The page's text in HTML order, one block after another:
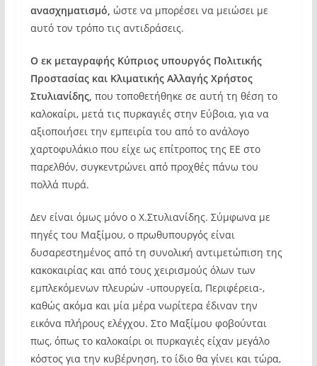
ανασχηματισμό, ώστε να μπορέσει να μειώσει με
αυτό τον τρόπο τις αντιδράσεις.
Ο εκ μεταγραφής Κύπριος υπουργός Πολιτικής
Προστασίας και Κλιματικής Αλλαγής Χρήστος
Στυλιανίδης, που τοποθετήθηκε σε αυτή τη θέση το
καλοκαίρι, μετά τις πυρκαγιές στην Εύβοια, για να
αξιοποιήσει την εμπειρία του από το ανάλογο
χαρτοφυλάκιο που είχε ως επίτροπος της ΕΕ στο
παρελθόν, συγκεντρώνει από προχθές πάνω του
πολλά πυρά.
Δεν είναι όμως μόνο ο Χ.Στυλιανίδης. Σύμφωνα με
πηγές του Μαξίμου, ο πρωθυπουργός είναι
δυσαρεστημένος από τη συνολική αντιμετώπιση της
κακοκαιρίας και από τους χειρισμούς όλων των
εμπλεκόμενων πλευρών -υπουργεία, Περιφέρεια-,
καθώς ακόμα και μία μέρα νωρίτερα έδιναν την
εικόνα πλήρους ελέγχου. Στο Μαξίμου φοβούνται
πως, όπως το καλοκαίρι οι πυρκαγιές είχαν μεγάλο
κόστος για την κυβέρνηση, το ίδιο θα γίνει και τώρα,